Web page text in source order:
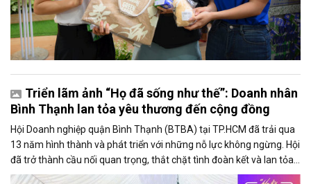
Triển lãm ảnh “Họ đã sống như thế”: Doanh nhân
Bình Thạnh lan tỏa yêu thương đến cộng đồng
Hội Doanh nghiệp quận Bình Thạnh (BTBA) tại TP.HCM đã trải qua
13 năm hình thành và phát triển với những nỗ lực không ngừng. Hội
đã trở thành cầu nối quan trọng, thắt chặt tình đoàn kết và lan tỏa
tinh thần nhiệt huyết, viết nên những câu chuyện đầy nghĩa tình.